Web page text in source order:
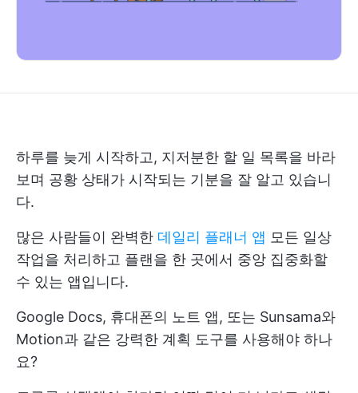
하루를 늦게 시작하고, 지저분한 할 일 목록을 바라
보며 공황 상태가 시작되는 기분을 잘 알고 있습니
다.
많은 사람들이 완벽한 데일리 플래너 앱 모든 일상
작업을 처리하고 플랜을 한 곳에서 중앙 집중화할
수 있는 앱입니다.
Google Docs, 휴대폰의 노트 앱, 또는 Sunsama와
Motion과 같은 강력한 계획 도구를 사용해야 하나
요?